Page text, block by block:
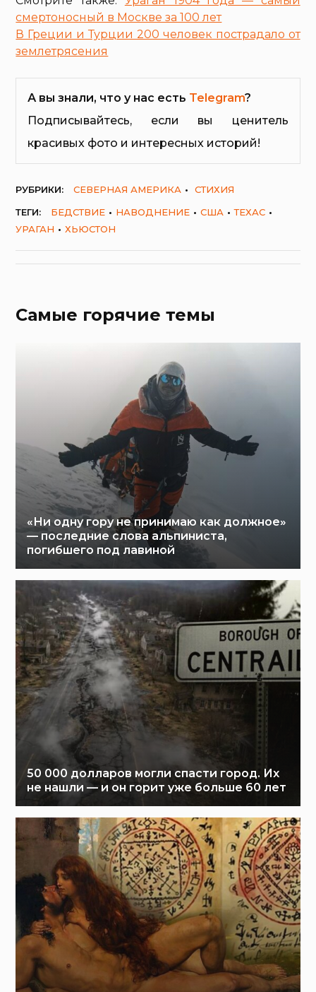
смертоносный в Москве за 100 лет
В Греции и Турции 200 человек пострадало от
землетрясения
А вы знали, что у нас есть Telegram?
Подписывайтесь, если вы ценитель
красивых фото и интересных историй!
РУБРИКИ: СЕВЕРНАЯ АМЕРИКА
СТИХИЯ
ТЕГИ:
БЕДСТВИЕ НАВОДНЕНИЕ США
ТЕХАС
УРАГАН
ХЬЮСТОН
Самые горячие темы
«Ни одну гору не принимаю как должное»
— последние слова альпиниста,
погибшего под лавиной
50 000 долларов могли спасти город. Их
не нашли — и он горит уже больше 60 лет